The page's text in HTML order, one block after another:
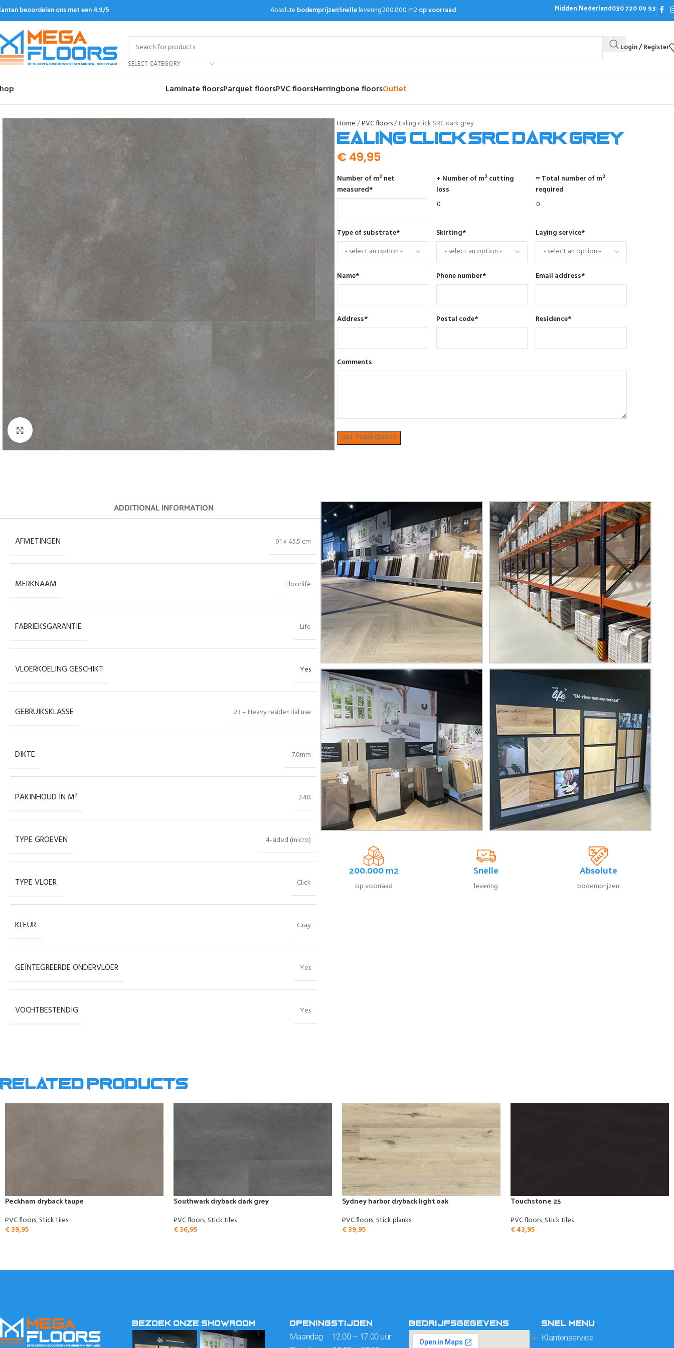
beoordelen ons met een 4.9/5 Absolute bodemprijzenSnellelevering200.000 m2op voorraad Midden Nederland030 720 09 93
SELECT CATEGORY
Login / Register
Laminate floorsParquet floorsPVC floorsHerringbone floorsOutlet
Home PVC floors Ealing click SRC dark grey
Ealing click SRC dark grey
€49,95
Number of m² net
measured*
+ Number of m² cutting
loss
= Total number of m²
required
Type of substrate* Skirting* Laying service*
Name* Phone number* Email address*
Address* Postal code* Residence*
Comments
Click to enlarge
ADDITIONAL INFORMATION
AFMETINGEN 91 x 45.5 cm
MERKNAAM Floorlife
FABRIEKSGARANTIE Life
VLOERKOELING GESCHIKT Yes
GEBRUIKSKLASSE 23 – Heavy residential use
DIKTE 7.0mm
PAKINHOUD IN M² 2.48
TYPE GROEVEN 4-sided (micro)
TYPE VLOER Click
KLEUR Gray
GEÏNTEGREERDE ONDERVLOER Yes
VOCHTBESTENDIG Yes
200.000 m2
op voorraad
Snelle
levering
Absolute
bodemprijzen
Related products
Peckham dryback taupe
PVC floors,Stick tiles
€39,95
Southwark dryback dark grey
PVC floors,Stick tiles
€36,95
Sydney harbor dryback light oak
PVC floors,Stick planks
€39,95
Touchstone 25
PVC floors,Stick tiles
€43,95
BEZOEK ONZE SHOWROOM OPENINGSTIJDEN
Maandag 12.00 – 17.00 uur
BEDRIJFSGEGEVENS SNEL MENU
Klantenservice